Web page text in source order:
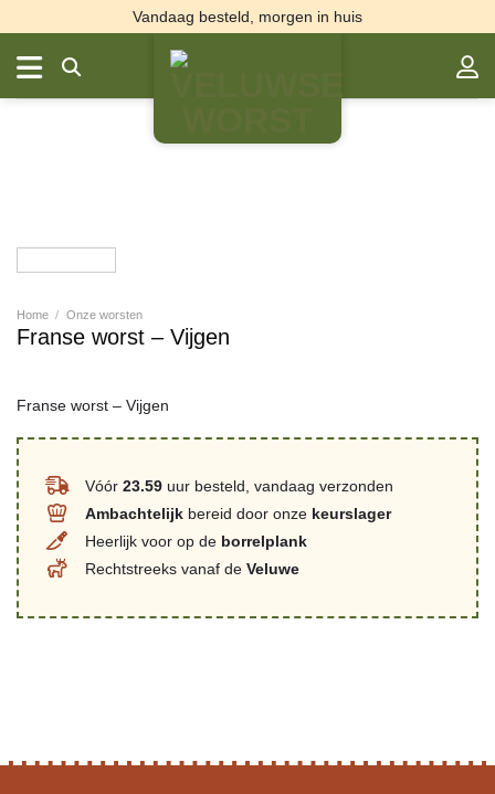
naar
inhoud
Vandaag besteld, morgen in huis
Home / Onze worsten
Franse worst – Vijgen
Franse worst – Vijgen
Vóór23.59 uur besteld, vandaag verzonden
Ambachtelijk bereid door onze keurslager
Heerlijk voor op de borrelplank
Rechtstreeks vanaf deVeluwe